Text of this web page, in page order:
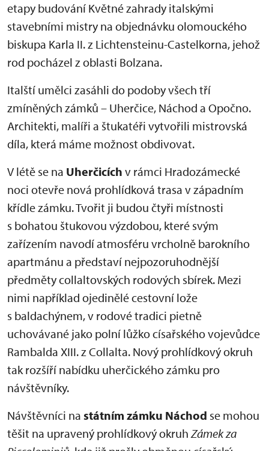
etapy budování Květné zahrady italskými
stavebními mistry na objednávku olomouckého
biskupa Karla II. z Lichtensteinu-Castelkorna, jehož
rod pocházel z oblasti Bolzana.
Italští umělci zasáhli do podoby všech tří
zmíněných zámků – Uherčice, Náchod a Opočno.
Architekti, malíři a štukatéři vytvořili mistrovská
díla, která máme možnost obdivovat.
V létě se na Uherčicích v rámci Hradozámecké
noci otevře nová prohlídková trasa v západním
křídle zámku. Tvořit ji budou čtyři místnosti
s bohatou štukovou výzdobou, které svým
zařízením navodí atmosféru vrcholně barokního
apartmánu a představí nejpozoruhodnější
předměty collaltovských rodových sbírek. Mezi
nimi například ojedinělé cestovní lože
s baldachýnem, v rodové tradici pietně
uchovávané jako polní lůžko císařského vojevůdce
Rambalda XIII. z Collalta. Nový prohlídkový okruh
tak rozšíří nabídku uherčického zámku pro
návštěvníky.
Návštěvníci na státním zámku Náchod se mohou
těšit na upravený prohlídkový okruhZámek za